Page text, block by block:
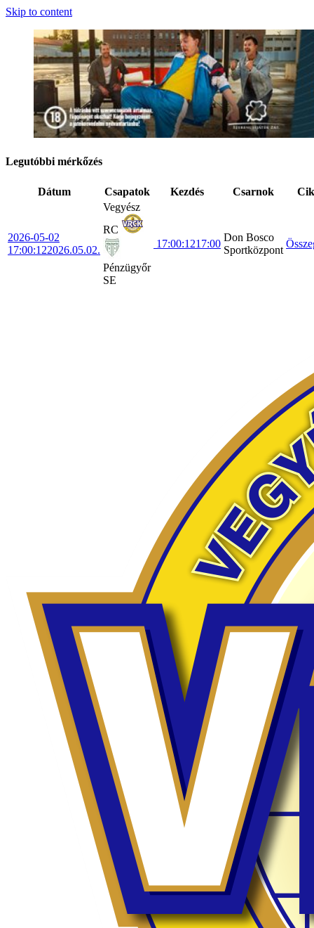
Skip to content
Legutóbbi mérkőzés
Dátum Csapatok Kezdés Csarnok
2026-05-02
17:00:122026.05.02.
Vegyész
RC
Pénzügyőr
SE
17:00:1217:00
Don Bosco
Sportközpont